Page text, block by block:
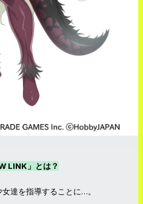
LINK」とは？
達を指導することに…。